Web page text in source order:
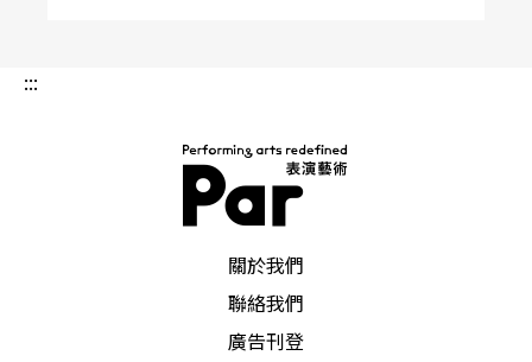
:::
關於我們
聯絡我們
廣告刊登